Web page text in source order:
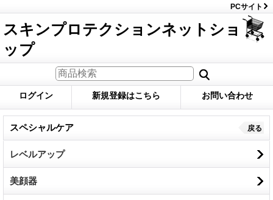
PCサイト
スキンプロテクションネットショ
ップ
ログイン 新規登録はこちら お問い合わせ
スペシャルケア 戻る
レベルアップ
美顔器